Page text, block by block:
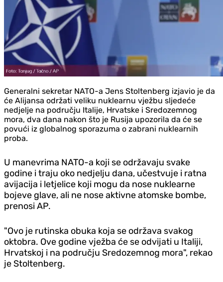
Generalni sekretar NATO-a Jens Stoltenberg izjavio je da
će Alijansa održati veliku nuklearnu vježbu sljedeće
nedjelje na području Italije, Hrvatske i Sredozemnog
mora, dva dana nakon što je Rusija upozorila da će se
povući iz globalnog sporazuma o zabrani nuklearnih
proba.
U manevrima NATO-a koji se održavaju svake
godine i traju oko nedjelju dana, učestvuje i ratna
avijacija i letjelice koji mogu da nose nuklearne
bojeve glave, ali ne nose aktivne atomske bombe,
prenosi AP.
"Ovo je rutinska obuka koja se održava svakog
oktobra. Ove godine vježba će se odvijati u Italiji,
Hrvatskoj i na području Sredozemnog mora", rekao
je Stoltenberg.